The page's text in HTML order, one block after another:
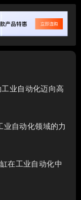
业自动化迈向高
业自动化领域的力
在工业自动化中